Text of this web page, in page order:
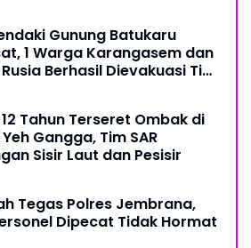
Gunung Batukaru
1 Warga Karangasem dan
Rusia Berhasil Dievakuasi Tim
Tahun Terseret Ombak di
Gangga, Tim SAR
Sisir Laut dan Pesisir
Tegas Polres Jembrana,
Dipecat Tidak Hormat